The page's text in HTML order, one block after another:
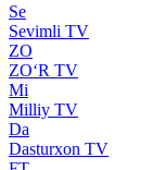
Se
Sevimli TV
ZO
ZO‘R TV
Mi
Milliy TV
Da
Dasturxon TV